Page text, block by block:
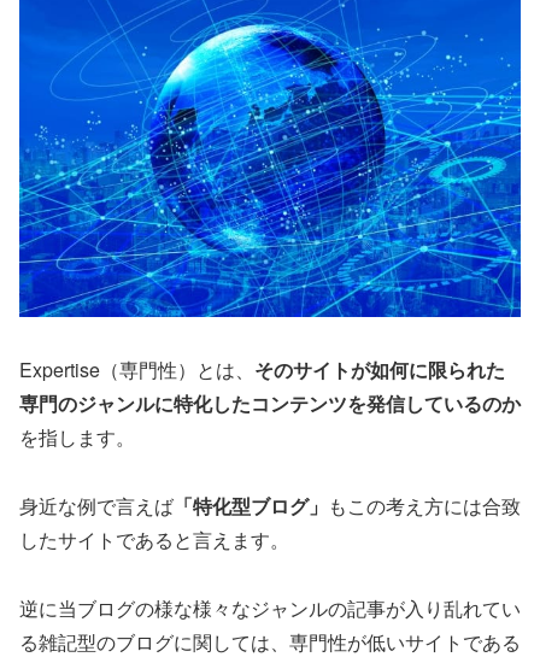
Expertise（専門性）とは、 そのサイトが如何に限られた
専門のジャンルに特化したコンテンツを発信しているのか
を指します。
身近な例で言えば 「特化型ブログ」 もこの考え方には合致
したサイトであると言えます。
逆に当ブログの様な様々なジャンルの記事が入り乱れてい
る雑記型のブログに関しては、専門性が低いサイトである